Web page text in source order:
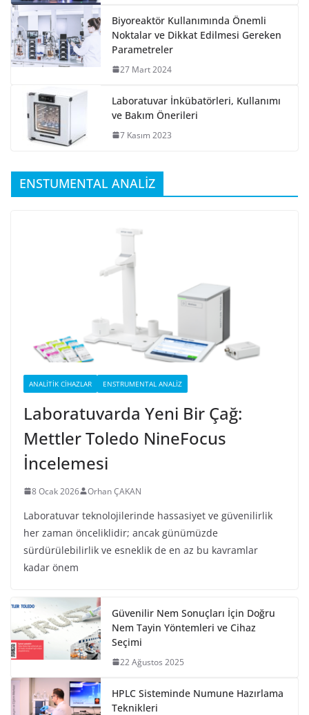
Biyoreaktör Kullanımında Önemli
Noktalar ve Dikkat Edilmesi Gereken
Parametreler
27 Mart 2024
Laboratuvar İnkübatörleri, Kullanımı
ve Bakım Önerileri
7 Kasım 2023
ENSTUMENTAL ANALİZ
ANALITIK CIHAZLAR ENSTRUMENTAL ANALIZ
Laboratuvarda Yeni Bir Çağ:
Mettler Toledo NineFocus
İncelemesi
8 Ocak 2026 Orhan ÇAKAN
Laboratuvar teknolojilerinde hassasiyet ve güvenilirlik
her zaman önceliklidir; ancak günümüzde
sürdürülebilirlik ve esneklik de en az bu kavramlar
kadar önem
Güvenilir Nem Sonuçları İçin Doğru
Nem Tayin Yöntemleri ve Cihaz
Seçimi
22 Ağustos 2025
HPLC Sisteminde Numune Hazırlama
Teknikleri